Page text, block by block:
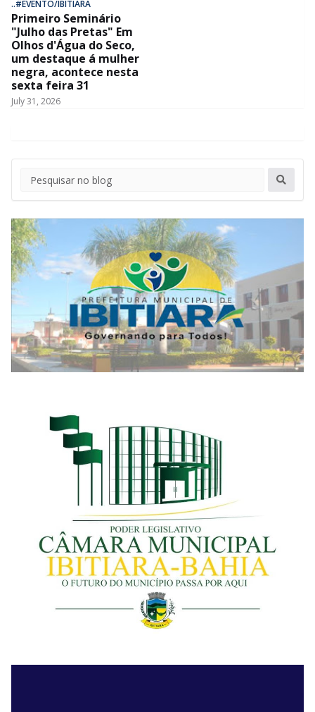
..#EVENTO/IBITIARA
Primeiro Seminário
"Julho das Pretas" Em
Olhos d'Água do Seco,
um destaque á mulher
negra, acontece nesta
sexta feira 31
July 31, 2026